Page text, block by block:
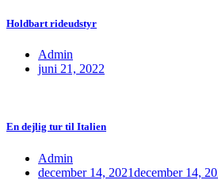
Holdbart rideudstyr
Admin
juni 21, 2022
En dejlig tur til Italien
Admin
december 14, 2021december 14,